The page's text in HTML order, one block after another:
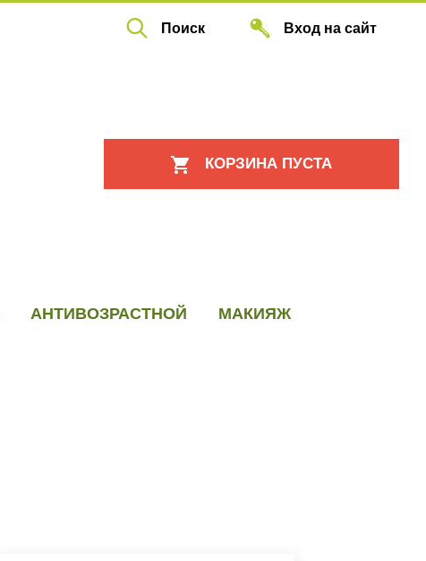
Поиск Вход на сайт
КОРЗИНА ПУСТА
АНТИВОЗРАСТНОЙ МАКИЯЖ